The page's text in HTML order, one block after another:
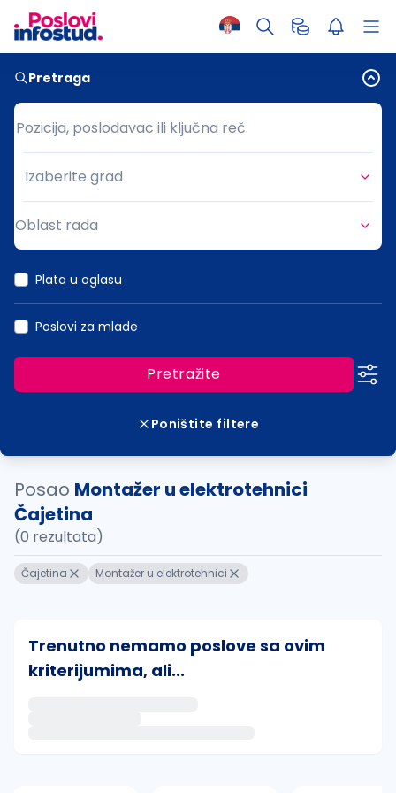
Pretraga
Pozicija, poslodavac ili ključna reč
Pozicija, poslodavac ili ključna reč
Grad
Izaberite grad
Oblast rada
Plata u oglasu
Poslovi za mlade
Pretražite
Poništite filtere
Posao Montažer u elektrotehnici
Čajetina
(0 rezultata)
Čajetina Montažer u elektrotehnici
Trenutno nemamo poslove sa ovim
kriterijumima, ali...